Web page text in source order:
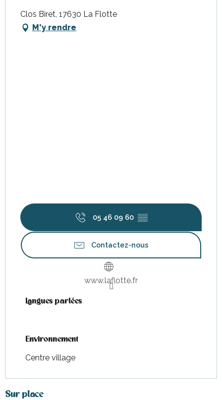
Clos Biret, 17630 La Flotte
M'y rendre
05 46 09 60 ▒▒
Contactez-nous
www.laflotte.fr
Langues parlées
Langues parlées
Environnement
Environnement
Centre village
Sur place